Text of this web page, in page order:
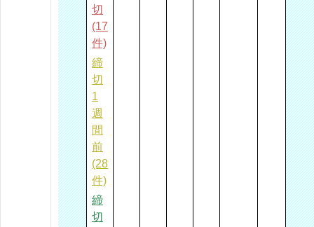
切
(17
件)
締
切
1
週
間
前
(28
件)
締
切